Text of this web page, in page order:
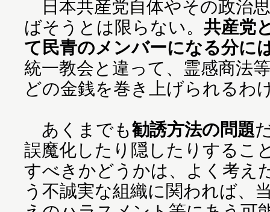
日本共産党自体やその政治
ばそうとは限らない。 共産党
て民青のメンバーになる分に
統一教会と違って、霊感商法
どの金銭を巻き上げられるわ
あくまでも勧誘方法の問題
誤魔化したり隠したりするこ
すべきかどうかは、よく考え
う不誠実な組織に関われば、